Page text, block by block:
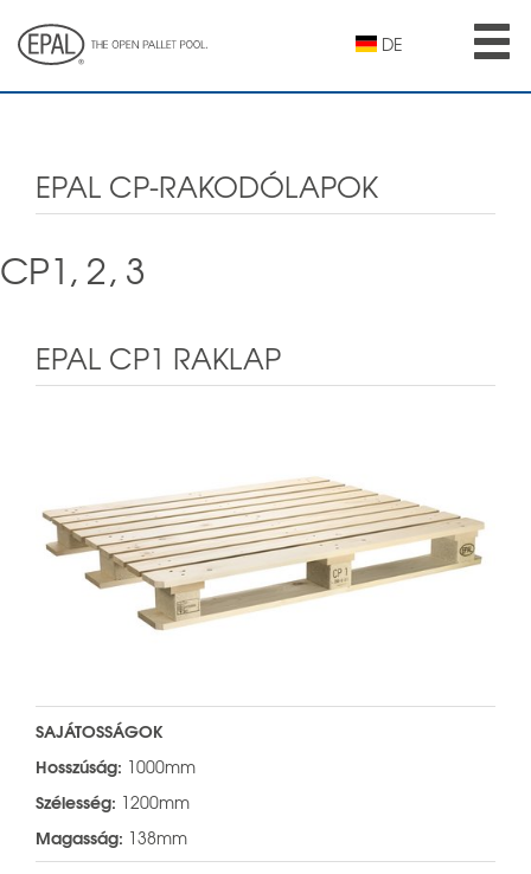
main
DE
EPAL CP-RAKODÓLAPOK
CP1, 2, 3
EPAL CP1 RAKLAP
SAJÁTOSSÁGOK
Hosszúság: 1000mm
Szélesség: 1200mm
Magasság: 138mm